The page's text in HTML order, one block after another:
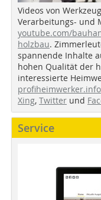
Videos von
Verarbeitungs- und
youtube.com/
holzbau.
spannende Inhalte
hohen Qualität der
interessierte
profiheimwerker.info
Xing, Twitter und
Service